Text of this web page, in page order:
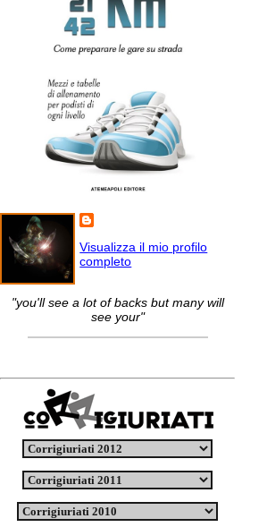
Visualizza il mio profilo
completo
"you'll see a lot of backs but many will
see your"